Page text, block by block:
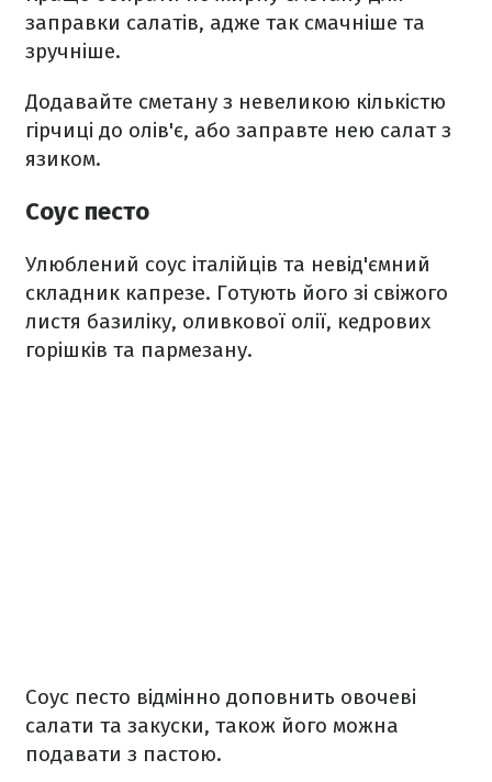
заправки салатів, адже так смачніше та
зручніше.
Додавайте сметану з невеликою кількістю
гірчиці до олів'є, або заправте нею салат з
язиком.
Соус песто
Улюблений соус італійців та невід'ємний
складник капрезе. Готують його зі свіжого
листя базиліку, оливкової олії, кедрових
горішків та пармезану.
Соус песто відмінно доповнить овочеві
салати та закуски, також його можна
подавати з пастою.